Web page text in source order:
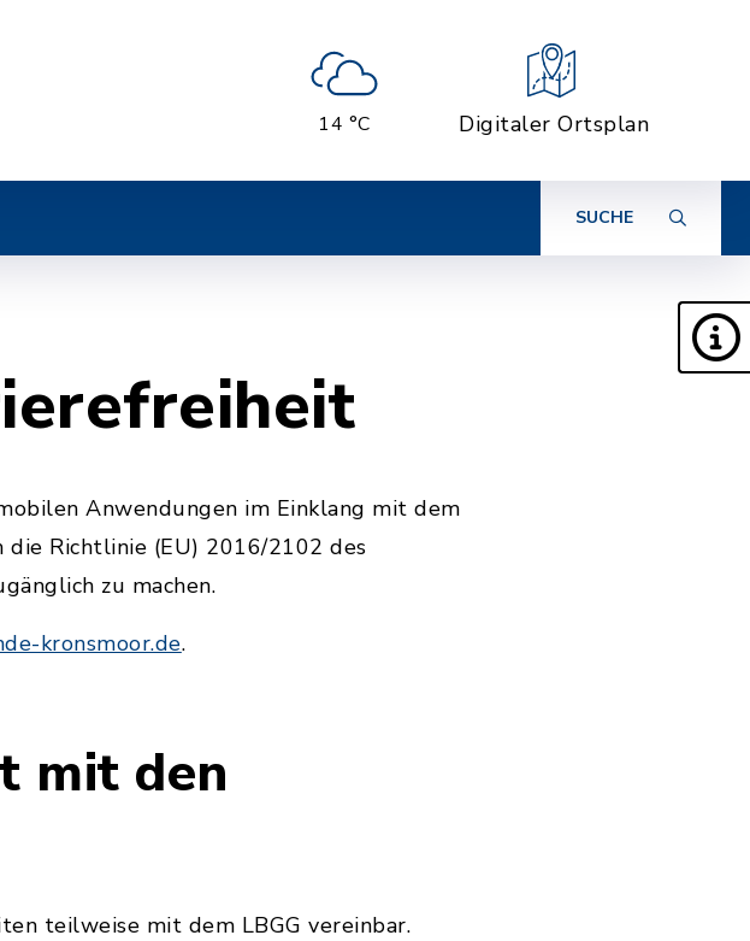
14 °C Digitaler Ortsplan
SUCHE
Anwendungen im Einklang mit dem
die Richtlinie (EU) 2016/2102 des
zu machen.
kronsmoor.de.
mit den
teilweise mit dem LBGG vereinbar.